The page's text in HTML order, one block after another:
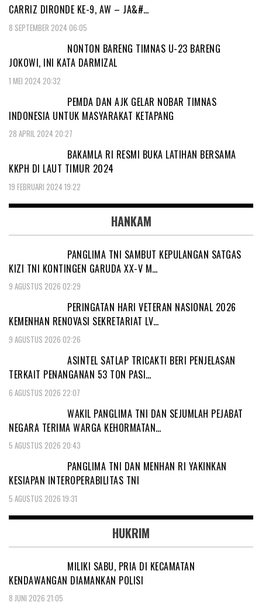
CARRIZ DIRONDE KE-9, AW – JA&#…
8 SEPTEMBER 2024 06:05
NONTON BARENG TIMNAS U-23 BARENG
JOKOWI, INI KATA DARMIZAL
1 MEI 2024 20:32
PEMDA DAN AJK GELAR NOBAR TIMNAS
INDONESIA UNTUK MASYARAKAT KETAPANG
28 APRIL 2024 20:27
BAKAMLA RI RESMI BUKA LATIHAN BERSAMA
KKPH DI LAUT TIMUR 2024
19 FEBRUARI 2024 19:22
HANKAM
PANGLIMA TNI SAMBUT KEPULANGAN SATGAS
KIZI TNI KONTINGEN GARUDA XX-V M…
9 AGUSTUS 2026 02:29
PERINGATAN HARI VETERAN NASIONAL 2026
KEMENHAN RENOVASI SEKRETARIAT LV…
9 AGUSTUS 2026 02:26
ASINTEL SATLAP TRICAKTI BERI PENJELASAN
TERKAIT PENANGANAN 53 TON PASI…
6 AGUSTUS 2026 22:07
WAKIL PANGLIMA TNI DAN SEJUMLAH PEJABAT
NEGARA TERIMA WARGA KEHORMATAN…
5 AGUSTUS 2026 20:43
PANGLIMA TNI DAN MENHAN RI YAKINKAN
KESIAPAN INTEROPERABILITAS TNI
5 AGUSTUS 2026 19:31
HUKRIM
MILIKI SABU, PRIA DI KECAMATAN
KENDAWANGAN DIAMANKAN POLISI
8 JUNI 2026 21:05